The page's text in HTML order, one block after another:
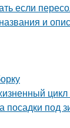
если
и
цикл
посадки под